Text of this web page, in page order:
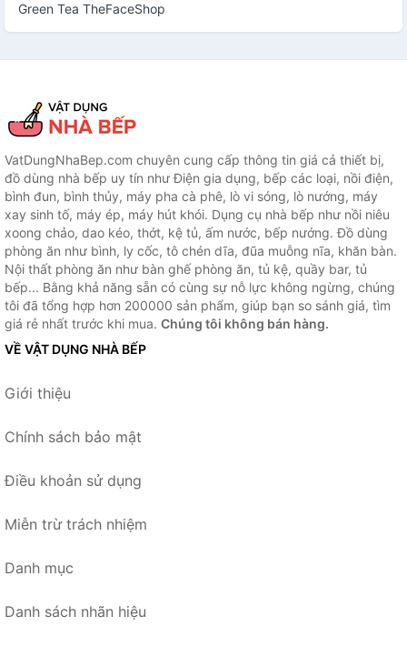
Green Tea TheFaceShop
VatDungNhaBep.com chuyên cung cấp thông tin giá cả thiết bị,
đồ dùng nhà bếp uy tín như Điện gia dụng, bếp các loại, nồi điện,
bình đun, bình thủy, máy pha cà phê, lò vi sóng, lò nướng, máy
xay sinh tố, máy ép, máy hút khói. Dụng cụ nhà bếp như nồi niêu
xoong chảo, dao kéo, thớt, kệ tủ, ấm nước, bếp nướng. Đồ dùng
phòng ăn như bình, ly cốc, tô chén dĩa, đũa muỗng nĩa, khăn bàn.
Nội thất phòng ăn như bàn ghế phòng ăn, tủ kệ, quầy bar, tủ
bếp... Bằng khả năng sẵn có cùng sự nỗ lực không ngừng, chúng
tôi đã tổng hợp hơn 200000 sản phẩm, giúp bạn so sánh giá, tìm
giá rẻ nhất trước khi mua. Chúng tôi không bán hàng.
VỀ VẬT DỤNG NHÀ BẾP
Giới thiệu
Chính sách bảo mật
Điều khoản sử dụng
Miễn trừ trách nhiệm
Danh mục
Danh sách nhãn hiệu